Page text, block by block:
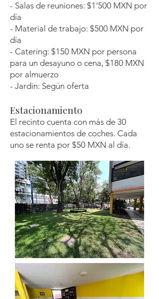
- Salas de reuniones: $1'500 MXN por
día
- Material de trabajo: $500 MXN por
día
- Catering: $150 MXN por persona
para un desayuno o cena, $180 MXN
por almuerzo
- Jardin: Según oferta
Estacionamiento
El recinto cuenta con más de 30
estacionamientos de coches. Cada
uno se renta por $50 MXN al día.